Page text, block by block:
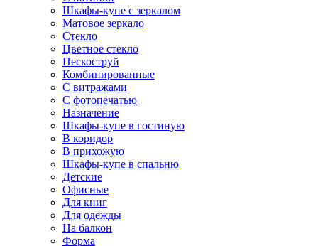
Шкафы-купе с зеркалом
Матовое зеркало
Стекло
Цветное стекло
Пескоструй
Комбинированные
С витражами
С фотопечатью
Назначение
Шкафы-купе в гостиную
В коридор
В прихожую
Шкафы-купе в спальню
Детские
Офисные
Для книг
Для одежды
На балкон
Форма